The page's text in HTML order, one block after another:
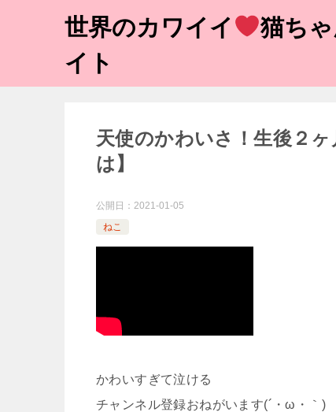
世界のカワイイ
猫ち
イト
天使のかわいさ！生後２
は】
公開日： 2021-01-05
ねこ
かわいすぎて泣ける
チャンネル登録おねがいます(´・ω・｀)